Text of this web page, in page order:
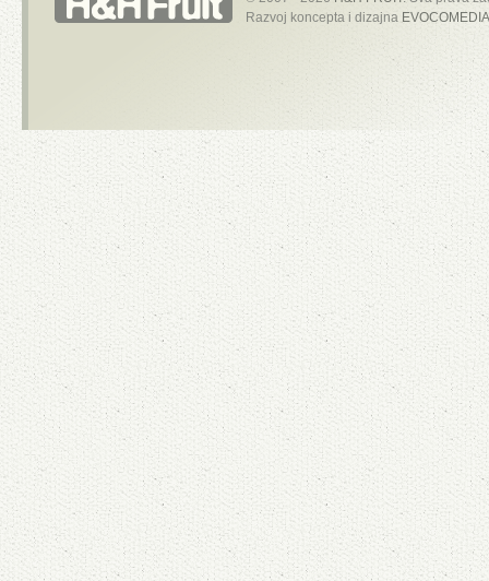
Razvoj koncepta i dizajna